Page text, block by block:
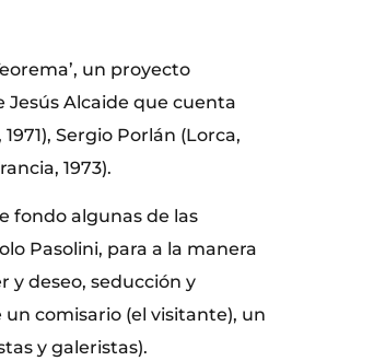
un proyecto
Alcaide que cuenta
Sergio Porlán (Lorca,
1973).
fondo algunas de las
Pasolini, para a la manera
y deseo, seducción y
comisario (el visitante), un
y galeristas).